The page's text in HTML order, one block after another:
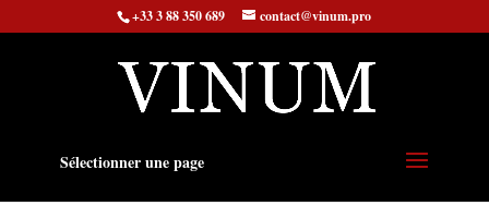
+33 3 88 350 689 contact@vinum.pro
Sélectionner une page